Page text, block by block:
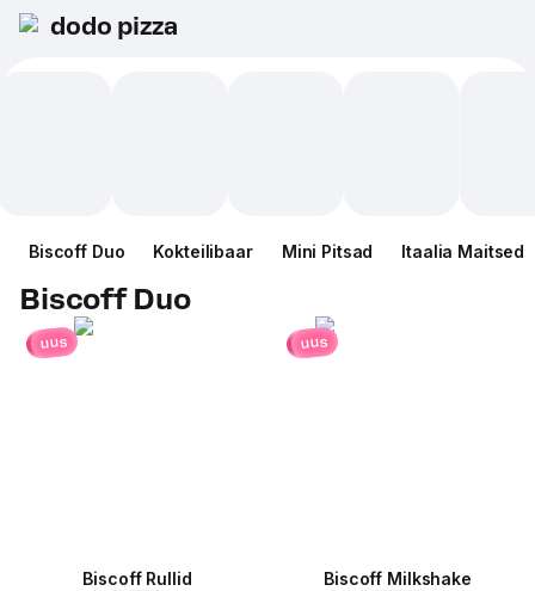
dodo pizza
Biscoff Duo Kokteilibaar Mini Pitsad Itaalia Maitsed
Biscoff Duo
uus
Biscoff Rullid
uus
Biscoff Milkshake